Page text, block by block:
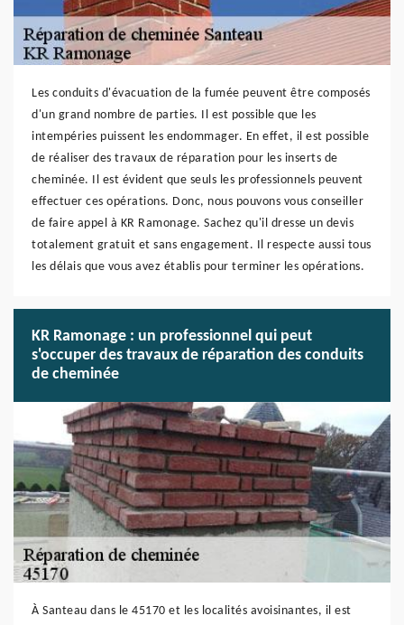
Les conduits d'évacuation de la fumée peuvent être composés
d'un grand nombre de parties. Il est possible que les
intempéries puissent les endommager. En effet, il est possible
de réaliser des travaux de réparation pour les inserts de
cheminée. Il est évident que seuls les professionnels peuvent
effectuer ces opérations. Donc, nous pouvons vous conseiller
de faire appel à KR Ramonage. Sachez qu'il dresse un devis
totalement gratuit et sans engagement. Il respecte aussi tous
les délais que vous avez établis pour terminer les opérations.
KR Ramonage : un professionnel qui peut
s'occuper des travaux de réparation des conduits
de cheminée
À Santeau dans le 45170 et les localités avoisinantes, il est